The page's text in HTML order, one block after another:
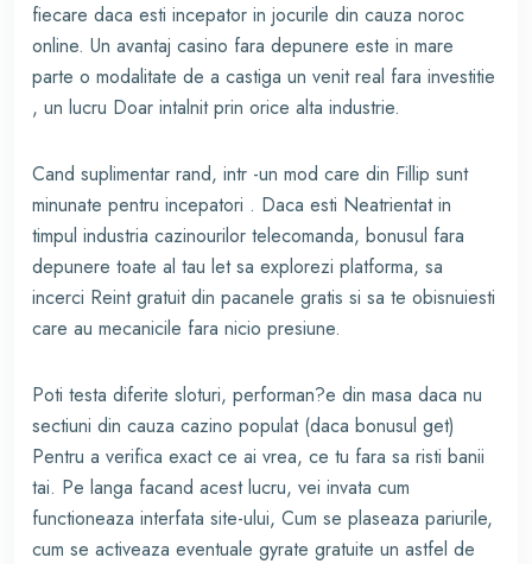
fiecare daca esti incepator in jocurile din cauza noroc
online. Un avantaj casino fara depunere este in mare
parte o modalitate de a castiga un venit real fara investitie
, un lucru Doar intalnit prin orice alta industrie.
Cand suplimentar rand, intr -un mod care din Fillip sunt
minunate pentru incepatori . Daca esti Neatrientat in
timpul industria cazinourilor telecomanda, bonusul fara
depunere toate al tau let sa explorezi platforma, sa
incerci Reint gratuit din pacanele gratis si sa te obisnuiesti
care au mecanicile fara nicio presiune.
Poti testa diferite sloturi, performan?e din masa daca nu
sectiuni din cauza cazino populat (daca bonusul get)
Pentru a verifica exact ce ai vrea, ce tu fara sa risti banii
tai. Pe langa facand acest lucru, vei invata cum
functioneaza interfata site-ului, Cum se plaseaza pariurile,
cum se activeaza eventuale gyrate gratuite un astfel de